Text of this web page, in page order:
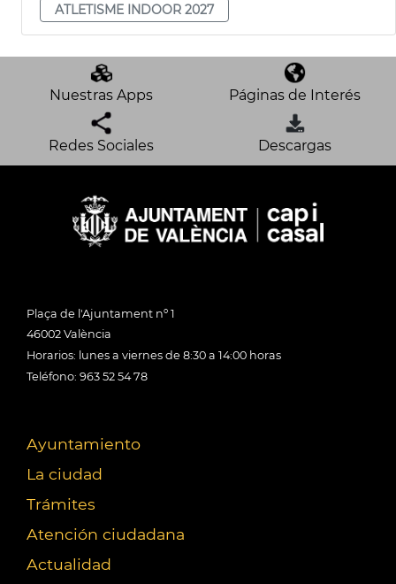
ATLETISME INDOOR 2027
Nuestras Apps Páginas de Interés
Redes Sociales Descargas
Plaça de l'Ajuntament nº 1
46002 València
Horarios: lunes a viernes de 8:30 a 14:00 horas
Teléfono: 963 52 54 78
Ayuntamiento
La ciudad
Trámites
Atención ciudadana
Actualidad